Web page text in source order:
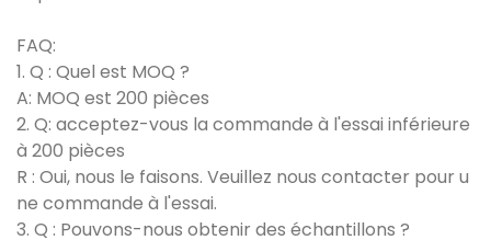
FAQ:
1. Q : Quel est MOQ ?
A: MOQ est 200 pièces
2. Q: acceptez-vous la commande à l'essai inférieure
à 200 pièces
R : Oui, nous le faisons. Veuillez nous contacter pour u
ne commande à l'essai.
3. Q : Pouvons-nous obtenir des échantillons ?